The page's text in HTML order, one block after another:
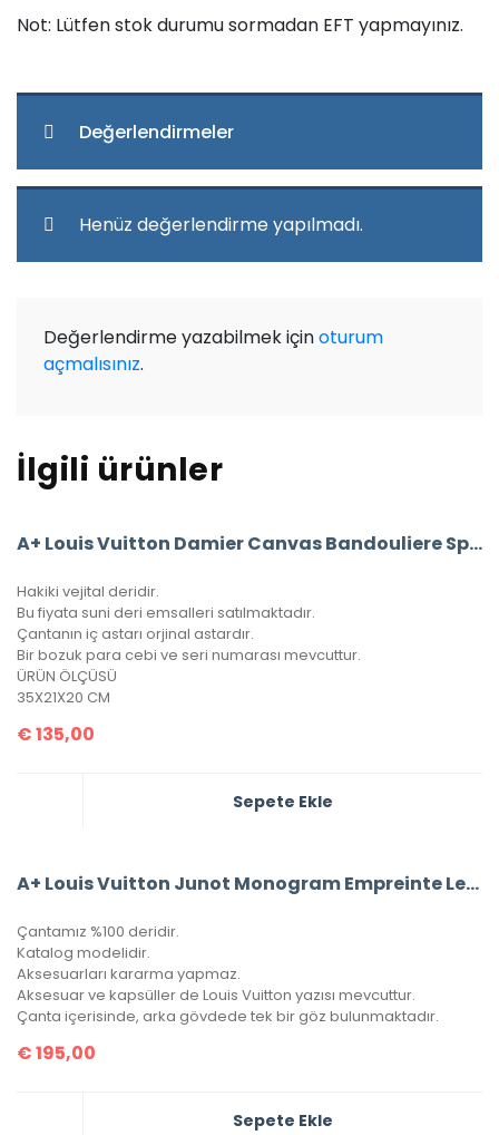
Not: Lütfen stok durumu sormadan EFT yapmayınız.
Değerlendirmeler
Henüz değerlendirme yapılmadı.
Değerlendirme yazabilmek içinoturum
açmalısınız.
İlgili ürünler
A+ Louis Vuitton Damier Canvas Bandouliere Speedy 35’Lik Vejital Deri
Hakiki vejital deridir.
Bu fiyata suni deri emsalleri satılmaktadır.
Çantanın iç astarı orjinal astardır.
Bir bozuk para cebi ve seri numarası mevcuttur.
ÜRÜN ÖLÇÜSÜ
35X21X20 CM
€135,00
Sepete Ekle
A+ Louis Vuitton Junot Monogram Empreinte Leather (Siyah)
Çantamız %100 deridir.
Katalog modelidir.
Aksesuarları kararma yapmaz.
Aksesuar ve kapsüller de Louis Vuitton yazısı mevcuttur.
Çanta içerisinde, arka gövdede tek bir göz bulunmaktadır.
€195,00
Sepete Ekle